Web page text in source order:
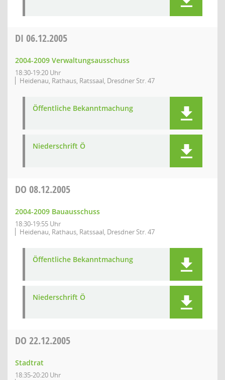
DI 06.12.2005
2004-2009 Verwaltungsausschuss
18:30-19:20 Uhr
Heidenau, Rathaus, Ratssaal, Dresdner Str. 47
Öffentliche Bekanntmachung
Niederschrift Ö
DO 08.12.2005
2004-2009 Bauausschuss
18:30-19:55 Uhr
Heidenau, Rathaus, Ratssaal, Dresdner Str. 47
Öffentliche Bekanntmachung
Niederschrift Ö
DO 22.12.2005
Stadtrat
18:35-20:20 Uhr